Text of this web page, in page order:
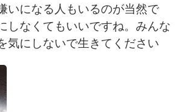
Español
Français
いになる人もいるのが当然で
しなくてもいいですね。みんな
気にしないで生きてください